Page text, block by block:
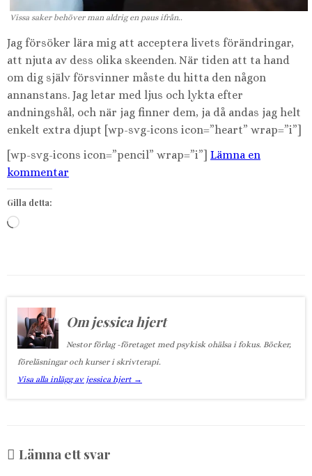
Vissa saker behöver man aldrig en paus ifrån..
Jag försöker lära mig att acceptera livets förändringar,
att njuta av dess olika skeenden. När tiden att ta hand
om dig själv försvinner måste du hitta den någon
annanstans. Jag letar med ljus och lykta efter
andningshål, och när jag finner dem, ja då andas jag helt
enkelt extra djupt [wp-svg-icons icon=”heart” wrap=”i”]
[wp-svg-icons icon=”pencil” wrap=”i”] Lämna en
kommentar
Gilla detta:
Laddar
Om jessica hjert
Nestor förlag -företaget med psykisk ohälsa i fokus. Böcker,
föreläsningar och kurser i skrivterapi.
Visa alla inlägg av jessica hjert →
Lämna ett svar